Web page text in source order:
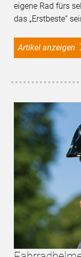
eigene Rad fürs
das „Erstbeste“
Artikel anzeigen